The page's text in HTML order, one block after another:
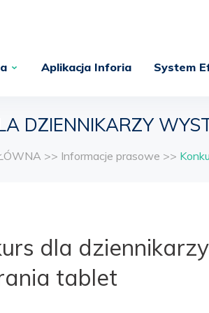
Aplikacja Inforia System
DZIENNIKARZY
>> Informacje prasowe >>
dla
tablet